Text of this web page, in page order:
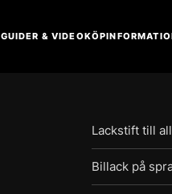
GUIDER & VIDEO
Lackstift till
Billack på